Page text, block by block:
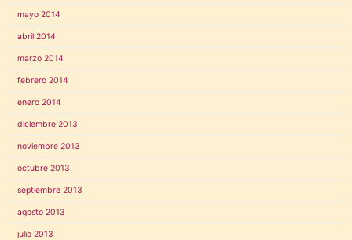
mayo 2014
abril 2014
marzo 2014
febrero 2014
enero 2014
diciembre 2013
noviembre 2013
octubre 2013
septiembre 2013
agosto 2013
julio 2013